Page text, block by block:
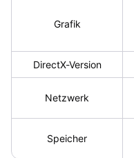
Grafik
DirectX-Version
Netzwerk
Speicher